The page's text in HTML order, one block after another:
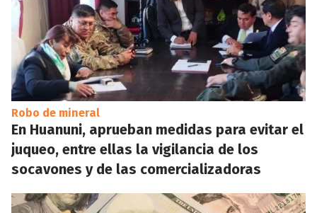
Robo de mineral
En Huanuni, aprueban medidas para evitar el
juqueo, entre ellas la vigilancia de los
socavones y de las comercializadoras